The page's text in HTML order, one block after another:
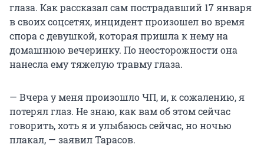
глаза. Как рассказал сам пострадавший 17 января
в своих соцсетях, инцидент произошел во время
спора с девушкой, которая пришла к нему на
домашнюю вечеринку. По неосторожности она
нанесла ему тяжелую травму глаза.
— Вчера у меня произошло ЧП, и, к сожалению, я
потерял глаз. Не знаю, как вам об этом сейчас
говорить, хоть я и улыбаюсь сейчас, но ночью
плакал, — заявил Тарасов.